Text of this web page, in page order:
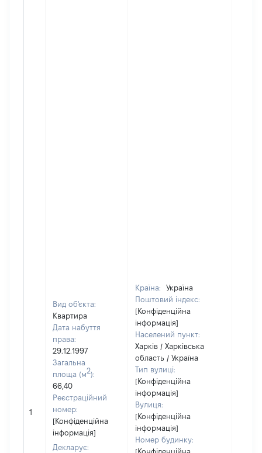
1
Вид об'єкта:
Квартира
Дата набуття
права:
29.12.1997
Загальна
площа (м2):
66,40
Реєстраційний
номер:
[Конфіденційна
інформація]
Декларує:
Країна:
Україна
Поштовий індекс:
[Конфіденційна
інформація]
Населений пункт:
Харків / Харківська
область / Україна
Тип вулиці:
[Конфіденційна
інформація]
Вулиця:
[Конфіденційна
інформація]
Номер будинку:
[Конфіденційна